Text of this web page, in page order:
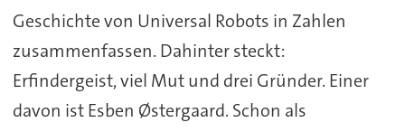
Geschichte von Universal Robots in Zahlen
zusammenfassen. Dahinter steckt:
Erfindergeist, viel Mut und drei Gründer. Einer
davon ist Esben Østergaard. Schon als